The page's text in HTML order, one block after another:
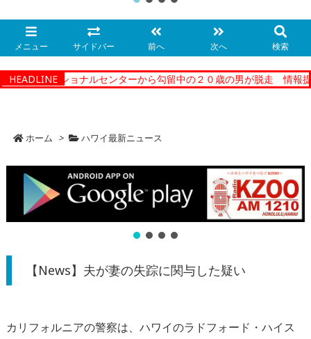
メニュー サイドバー 前へ 次へ 検索
HEADLINE
ーコレクショナルセンターから勾留中の２０歳の男が脱走 情報提
ホーム > ハワイ最新ニュース
【News】夫が妻の失踪に関与した疑い
カリフォルニアの警察は、ハワイのラドフォード・ハイス